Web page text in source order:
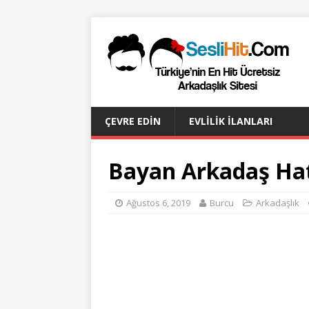
ÇEVRE EDIN EVLILIK İLANLARI
Bayan Arkadaş
Ağustos 6, 2019 Burcu Arkadaşlık